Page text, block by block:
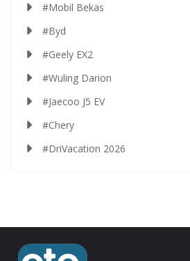
#Mobil Bekas
#Byd
#Geely EX2
#Wuling Darion
#Jaecoo J5 EV
#Chery
#DriVacation 2026